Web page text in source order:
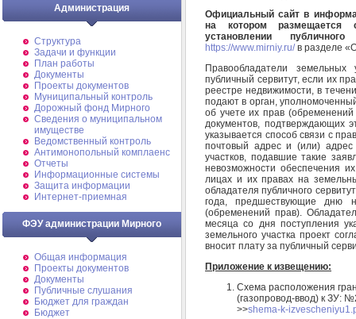
Администрация
Структура
Задачи и функции
План работы
Документы
Проекты документов
Муниципальный контроль
Дорожный фонд Мирного
Cведения о муниципальном
имуществе
Ведомственный контроль
Антимонопольный комплаенс
Отчеты
Информационные системы
Защита информации
Интернет-приемная
ФЭУ администрации Мирного
Общая информация
Проекты документов
Документы
Публичные слушания
Бюджет для граждан
Бюджет
Официальный сайт в
на котором размещается
установлении
https://www.mirniy.ru/в разделе
Правообладатели
публичный сервитут, если их
реестре недвижимости, в
подают в орган,
об учете их прав
документов, подтверждающих
указывается способ связи с
почтовый адрес и (или) адрес
участков, подавшие такие
невозможности обеспечения
лицах и их правах на
обладателя публичного
года, предшествующие дню
(обременений прав).
месяца со дня поступления
земельного участка проект
вносит плату за публичный
Приложение к извещению:
Схема расположения
(газопровод-ввод) к ЗУ:
>>shema-k-